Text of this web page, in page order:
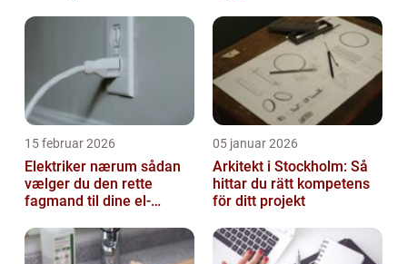
15 februar 2026
Elektriker nærum sådan
vælger du den rette
fagmand til dine el-
05 januar 2026
Arkitekt i Stockholm: Så
hittar du rätt kompetens
för ditt projekt